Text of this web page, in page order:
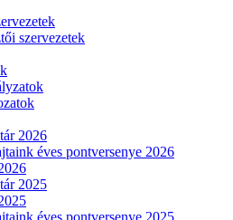
szervezetek
2026
éves pontversenye 2026
2025
éves pontversenye 2025